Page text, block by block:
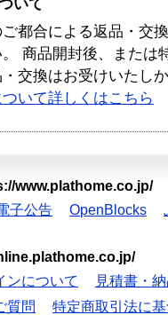
いて
都合による返品・交
。 商品開封後、または
交換はお受けいたし
いて詳しくはこちら
www.plathome.co.jp/
子公告 OpenBlocks
ンについて
見積書・
質問
特定商取引法に